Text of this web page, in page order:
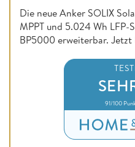
Die neue Anker SOLIX
MPPT und 5.024 Wh
BP5000 erweiterbar.
91/100